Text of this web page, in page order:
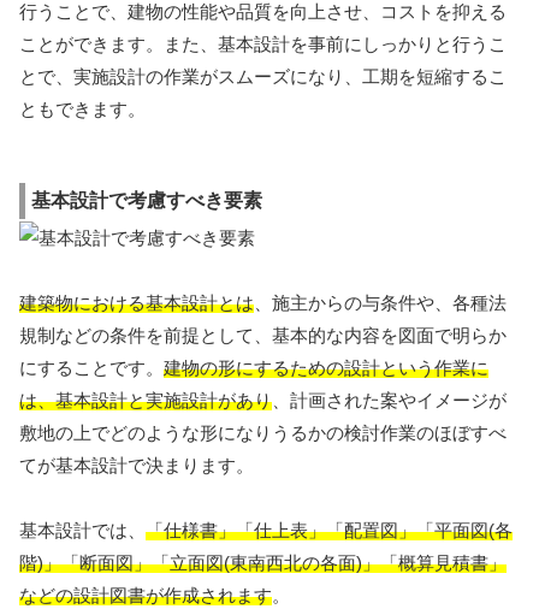
行うことで、建物の性能や品質を向上させ、コストを抑える
ことができます。また、基本設計を事前にしっかりと行うこ
とで、実施設計の作業がスムーズになり、工期を短縮するこ
ともできます。
基本設計で考慮すべき要素
建築物における基本設計とは 、施主からの与条件や、各種法
規制などの条件を前提として、基本的な内容を図面で明らか
にすることです。 建物の形にするための設計という作業に
は、基本設計と実施設計があり 、計画された案やイメージが
敷地の上でどのような形になりうるかの検討作業のほぼすべ
てが基本設計で決まります。
基本設計では、 「仕様書」「仕上表」「配置図」「平面図(各
階)」「断面図」「立面図(東南西北の各面)」「概算見積書」
などの設計図書が作成されます。